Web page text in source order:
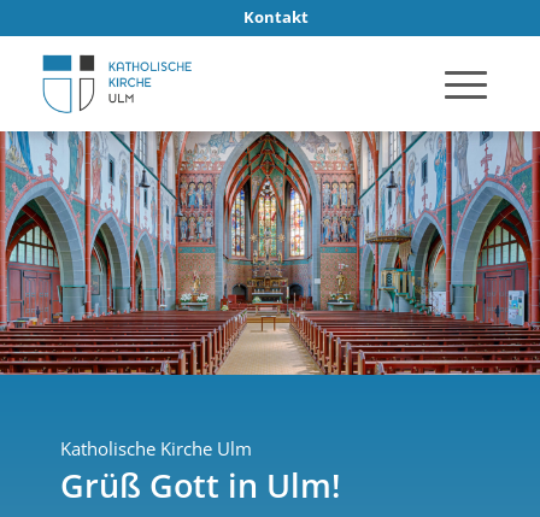
Kontakt
Katholische Kirche Ulm
Grüß Gott in Ulm!